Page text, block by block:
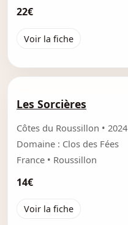
22€
Voir la fiche
Les Sorcières
Côtes du Roussillon • 2024
Domaine : Clos des Fées
France • Roussillon
14€
Voir la fiche